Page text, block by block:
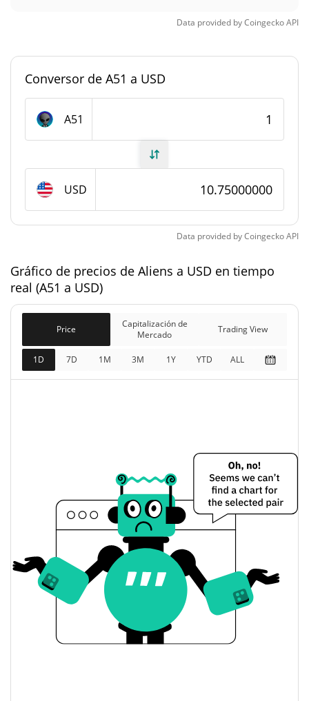
Rango en el mercado
Suministro de Aliens
Suministro total 5100 A51
Suministro máximo 5100 A51
Capitalización de
Mercado
2.08%
Capitalización de
mercado
completamente diluida
1.18%
Apertura/cierre de ayer $10,495815 / $10,752875
Cambio de ayer 1.18%
Volumen de ayer
Historial de precios de Aliens
Mínimo/máximo en 7 días $9,4881619 / $11,133708
Data provided byCoingeckoAPI
Conversor de A51 a USD
A51
USD
Data provided byCoingeckoAPI
Gráfico de precios de Aliens a USD en tiempo
real (A51 a USD)
Price
Capitalización de
Mercado
Trading View
1D 7D 1M 3M 1Y YTD ALL